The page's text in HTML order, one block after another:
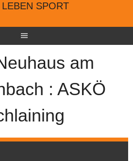
SPORT
am
: ASKÖ